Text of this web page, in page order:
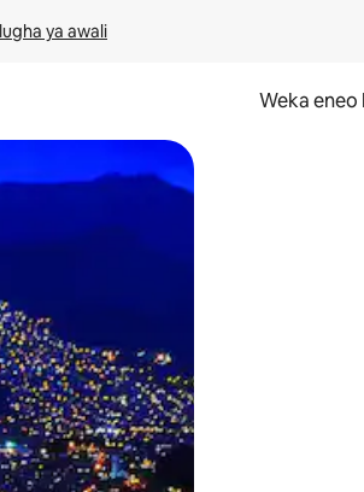
ya awali
Weka
au kutelezesha kidole kwenye ishara.